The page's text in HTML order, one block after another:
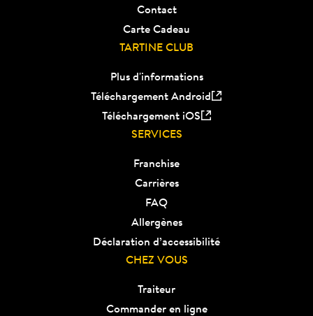
Contact
Carte Cadeau
TARTINE CLUB
Plus d'informations
Téléchargement Android
Téléchargement iOS
SERVICES
Franchise
Carrières
FAQ
Allergènes
Déclaration d’accessibilité
CHEZ VOUS
Traiteur
Commander en ligne